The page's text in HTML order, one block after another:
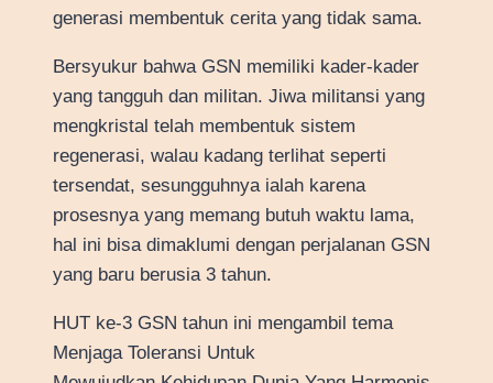
generasi membentuk cerita yang tidak sama.
Bersyukur bahwa GSN memiliki kader-kader
yang tangguh dan militan. Jiwa militansi yang
mengkristal telah membentuk sistem
regenerasi, walau kadang terlihat seperti
tersendat, sesungguhnya ialah karena
prosesnya yang memang butuh waktu lama,
hal ini bisa dimaklumi dengan perjalanan GSN
yang baru berusia 3 tahun.
HUT ke-3 GSN tahun ini mengambil tema
Menjaga Toleransi Untuk